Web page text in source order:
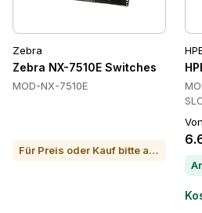
Zebra
Zebra NX-7510E Switches
MOD-NX-7510E
Für Preis oder Kauf bitte anrufen
Von